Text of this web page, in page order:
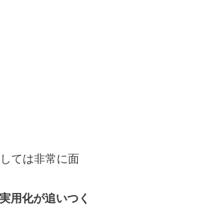
ては非常に面
用化が追いつく